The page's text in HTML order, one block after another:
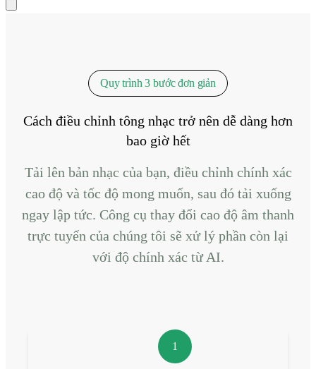
Quy trình 3 bước đơn giản
Cách điều chỉnh tông nhạc trở nên dễ dàng hơn
bao giờ hết
Tải lên bản nhạc của bạn, điều chỉnh chính xác
cao độ và tốc độ mong muốn, sau đó tải xuống
ngay lập tức. Công cụ thay đổi cao độ âm thanh
trực tuyến của chúng tôi sẽ xử lý phần còn lại
với độ chính xác từ AI.
1